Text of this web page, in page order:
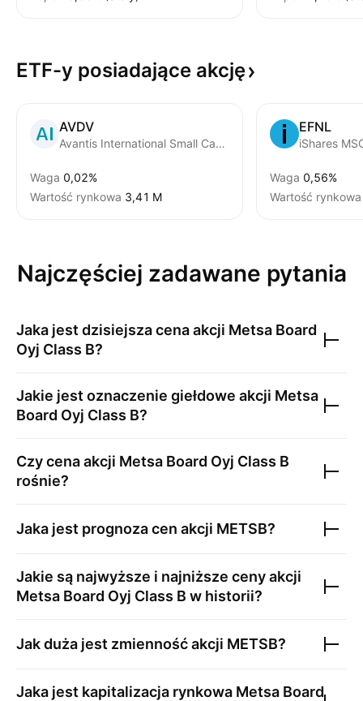
ETF-y posiadające akcję
AVDV
Avantis International Small Cap Value ETF
Waga 0,02%
Wartość rynkowa ‪3,41 M‬
EFNL
iShares
Waga 0,56%
Wartość rynkowa
Najczęściej zadawane pytania
Jaka jest dzisiejsza cena akcji Metsa Board
Oyj Class B?
Jakie jest oznaczenie giełdowe akcji Metsa
Board Oyj Class B?
Czy cena akcji Metsa Board Oyj Class B
rośnie?
Jaka jest prognoza cen akcji METSB?
Jakie są najwyższe i najniższe ceny akcji
Metsa Board Oyj Class B w historii?
Jak duża jest zmienność akcji METSB?
Jaka jest kapitalizacja rynkowa Metsa Board